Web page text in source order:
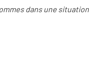
dans une